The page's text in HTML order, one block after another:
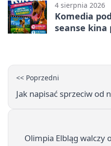
4 sierpnia 2026
Komedia
seanse kina
<< Poprzedni
Jak napisać sprzeciw od
Olimpia Elbląg walczy